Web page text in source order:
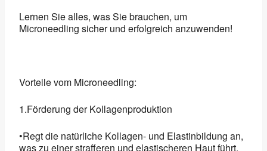
Lernen Sie alles, was Sie brauchen, um
Microneedling sicher und erfolgreich anzuwenden!
Vorteile vom Microneedling:
1.Förderung der Kollagenproduktion
•Regt die natürliche Kollagen- und Elastinbildung an,
was zu einer strafferen und elastischeren Haut führt.